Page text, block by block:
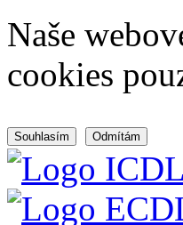
Naše
cookies
Souhlasím Odmítám